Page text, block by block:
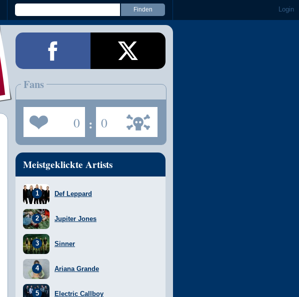
Login
Fans
0 : 0
Meistgeklickte Artists
Def Leppard
Jupiter Jones
Sinner
Ariana Grande
Electric Callboy